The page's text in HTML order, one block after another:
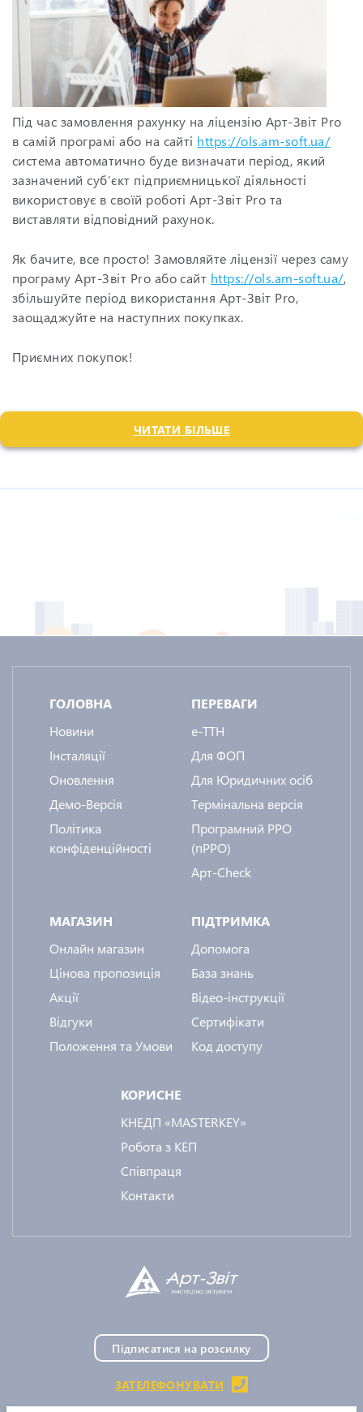
Під час замовлення рахунку на ліцензію Арт-Звіт Pro
в самій програмі або на сайті https://ols.am-soft.ua/
система автоматично буде визначати період, який
зазначений суб’єкт підприємницької діяльності
використовує в своїй роботі Арт-Звіт Pro та
виставляти відповідний рахунок.
Як бачите, все просто! Замовляйте ліцензії через саму
програму Арт-Звіт Pro або сайт https://ols.am-soft.ua/,
збільшуйте період використання Арт-Звіт Pro,
заощаджуйте на наступних покупках.
Приємних покупок!
ЧИТАТИ БІЛЬШЕ
ГОЛОВНА
Новини
Інсталяції
Оновлення
Демо-Версія
Політика
конфіденційності
ПЕРЕВАГИ
e-ТТН
Для ФОП
Для Юридичних осіб
Термінальна версія
Програмний РРО
(пРРО)
Арт-Check
МАГАЗИН
Онлайн магазин
Цінова пропозиція
Акції
Відгуки
Положення та Умови
ПІДТРИМКА
Допомога
База знань
Відео-інструкції
Сертифікати
Код доступу
КОРИСНЕ
КНЕДП «MASTERKEY»
Робота з КЕП
Співпраця
Контакти
Підписатися на розсилку
ЗАТЕЛЕФОНУВАТИ